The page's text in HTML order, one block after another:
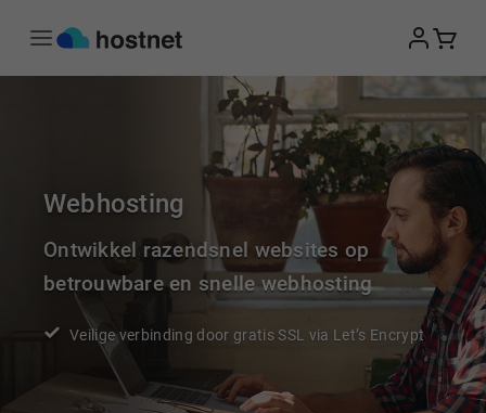
Webhosting
Ontwikkel razendsnel websites op
betrouwbare en snelle webhosting
Veilige verbinding door gratis SSL via Let’s Encrypt